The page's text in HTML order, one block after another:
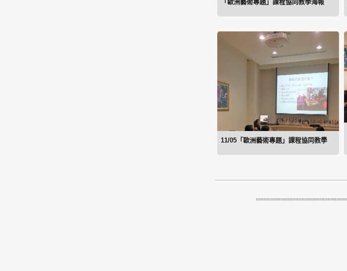
「歐洲藝術專題」課程協同教學海報
11/05「歐洲藝術專題」課程協同教學